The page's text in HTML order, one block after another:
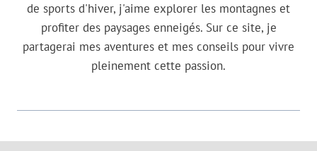
de sports d'hiver, j'aime explorer les montagnes et
profiter des paysages enneigés. Sur ce site, je
partagerai mes aventures et mes conseils pour vivre
pleinement cette passion.